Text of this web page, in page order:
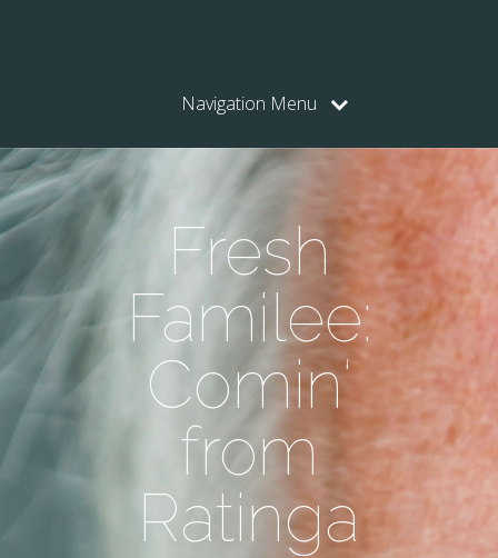
Navigation Menu
Fresh
Familee:
Comin‘
from
Ratinga